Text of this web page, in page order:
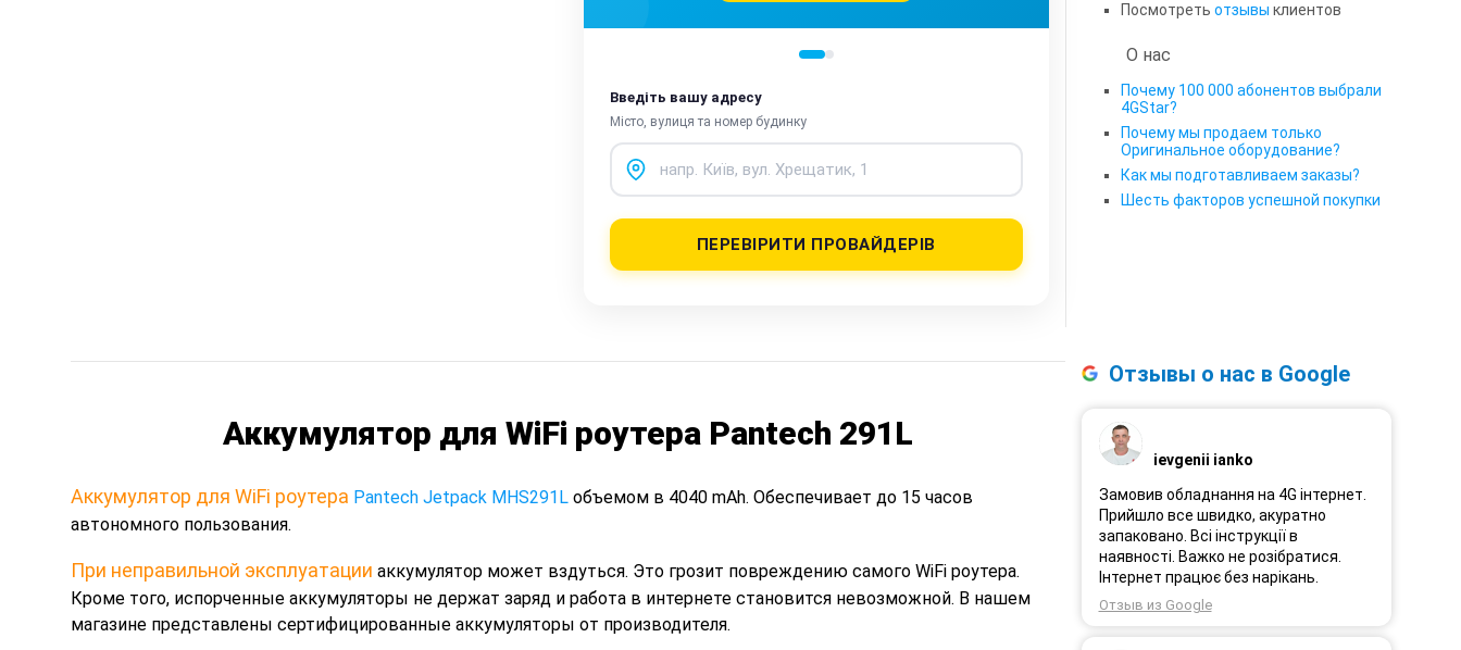
Введіть вашу адресу
Місто, вулиця та номер будинку
ПЕРЕВІРИТИ ПРОВАЙДЕРІВ
Посмотреть отзывы клиентов
О нас
Почему 100 000 абонентов выбрали
4GStar?
Почему мы продаем только
Оригинальное оборудование?
Как мы подготавливаем заказы?
Шесть факторов успешной покупки
Аккумулятор для WiFi роутера Pantech 291L
Аккумулятор для WiFi роутера Pantech Jetpack MHS291Lобъемом в 4040 mAh. Обеспечивает до 15 часов
автономного пользования.
При неправильной эксплуатации аккумулятор может вздуться. Это грозит повреждению самого WiFi роутера.
Кроме того, испорченные аккумуляторы не держат заряд и работа в интернете становится невозможной. В нашем
магазине представлены сертифицированные аккумуляторы от производителя.
Отзывы о нас в Google
ievgenii ianko
Замовив обладнання на 4G інтернет.
Прийшло все швидко, акуратно
запаковано. Всі інструкції в
наявності. Важко не розібратися.
Інтернет працює без нарікань.
Отзыв из Google